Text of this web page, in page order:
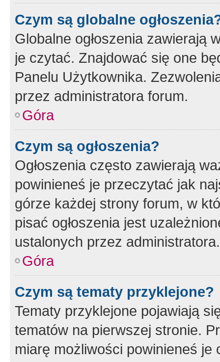
Czym są globalne
Globalne ogłoszenia zawierają
je czytać. Znajdować się one
Panelu Użytkownika.
przez administratora forum.
Góra
Czym są ogłoszenia?
Ogłoszenia często zawierają
powinieneś je przeczytać jak
górze każdej strony forum, w
pisać ogłoszenia jest
ustalonych przez administratora.
Góra
Czym są tematy przyklejone?
Tematy przyklejone pojawiają
tematów na pierwszej stronie.
miarę możliwości powinieneś je